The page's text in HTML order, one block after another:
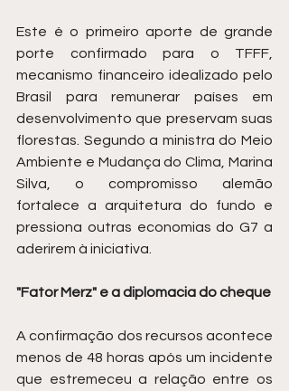
Este é o primeiro aporte de grande
porte confirmado para o TFFF,
mecanismo financeiro idealizado pelo
Brasil para remunerar países em
desenvolvimento que preservam suas
florestas. Segundo a ministra do Meio
Ambiente e Mudança do Clima, Marina
Silva, o compromisso alemão
fortalece a arquitetura do fundo e
pressiona outras economias do G7 a
aderirem à iniciativa.
"Fator Merz" e a diplomacia do cheque
A confirmação dos recursos acontece
menos de 48 horas após um incidente
que estremeceu a relação entre os